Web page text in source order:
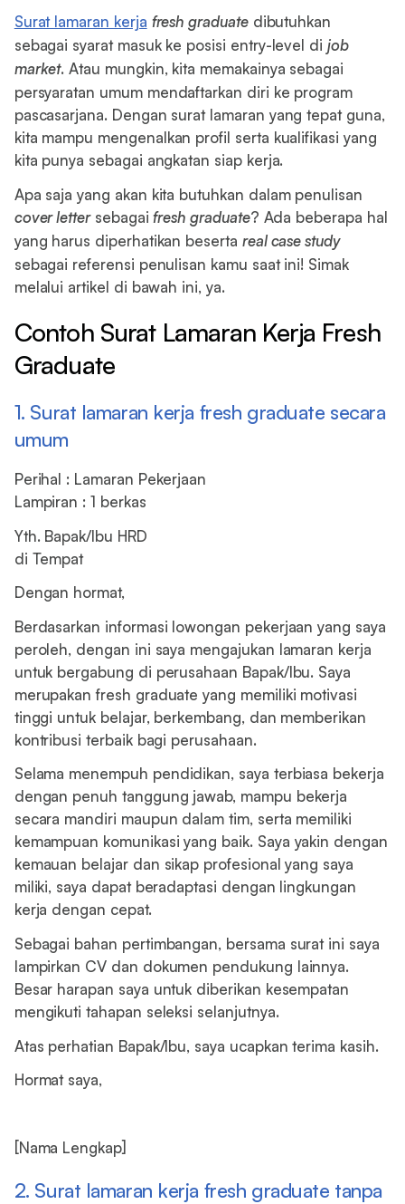
Surat lamaran kerja fresh graduatedibutuhkan
sebagai syarat masuk ke posisi entry-level di job
market. Atau mungkin, kita memakainya sebagai
persyaratan umum mendaftarkan diri ke program
pascasarjana. Dengan surat lamaran yang tepat guna,
kita mampu mengenalkan profil serta kualifikasi yang
kita punya sebagai angkatan siap kerja.
Apa saja yang akan kita butuhkan dalam penulisan
cover lettersebagaifresh graduate? Ada beberapa hal
yang harus diperhatikan beserta real case study
sebagai referensi penulisan kamu saat ini! Simak
melalui artikel di bawah ini, ya.
Contoh Surat Lamaran Kerja Fresh
Graduate
1. Surat lamaran kerja fresh graduate secara
umum
Perihal : Lamaran Pekerjaan
Lampiran : 1 berkas
Yth. Bapak/Ibu HRD
di Tempat
Dengan hormat,
Berdasarkan informasi lowongan pekerjaan yang saya
peroleh, dengan ini saya mengajukan lamaran kerja
untuk bergabung di perusahaan Bapak/Ibu. Saya
merupakan fresh graduate yang memiliki motivasi
tinggi untuk belajar, berkembang, dan memberikan
kontribusi terbaik bagi perusahaan.
Selama menempuh pendidikan, saya terbiasa bekerja
dengan penuh tanggung jawab, mampu bekerja
secara mandiri maupun dalam tim, serta memiliki
kemampuan komunikasi yang baik. Saya yakin dengan
kemauan belajar dan sikap profesional yang saya
miliki, saya dapat beradaptasi dengan lingkungan
kerja dengan cepat.
Sebagai bahan pertimbangan, bersama surat ini saya
lampirkan CV dan dokumen pendukung lainnya.
Besar harapan saya untuk diberikan kesempatan
mengikuti tahapan seleksi selanjutnya.
Atas perhatian Bapak/Ibu, saya ucapkan terima kasih.
Hormat saya,
[Nama Lengkap]
2. Surat lamaran kerja fresh graduate tanpa